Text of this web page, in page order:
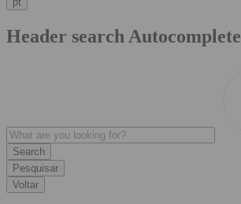
Header search Autocomplete
Pesquisar
Voltar